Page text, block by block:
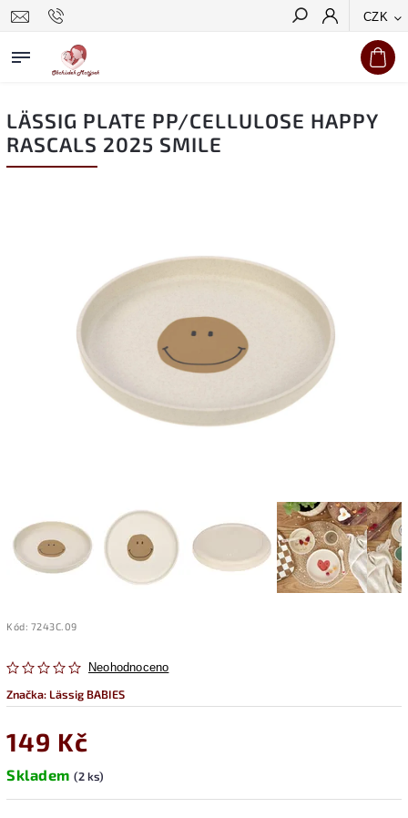
CZK
Hledat
LÄSSIG PLATE PP/CELLULOSE HAPPY
RASCALS 2025 SMILE
Kód: 7243C.09
Neohodnoceno
Značka: Lässig BABIES
149 Kč
Skladem (2 ks)